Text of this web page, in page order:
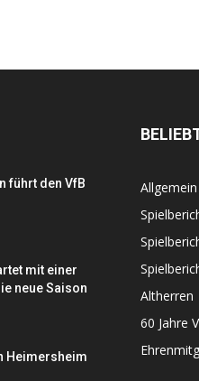
führt den VfB
mit einer
neue Saison
Heimersheim
Allgemein
Altherren
60 Jahre